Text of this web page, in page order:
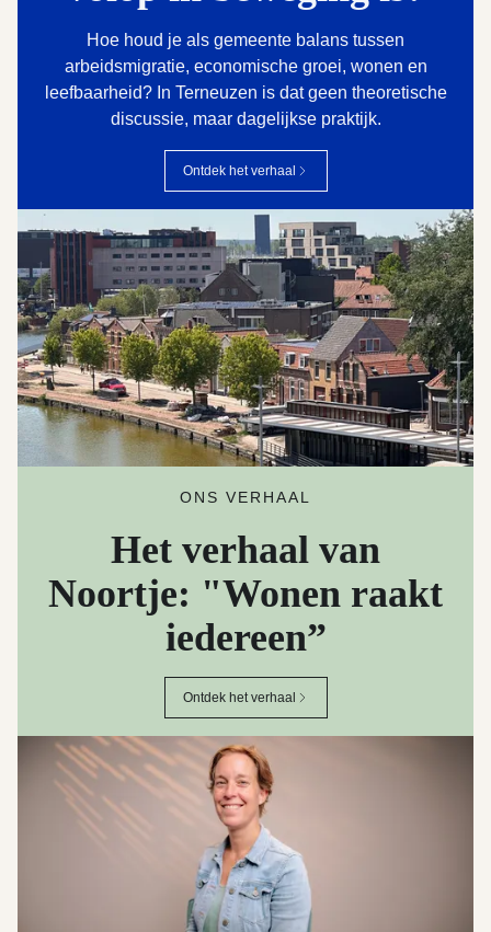
Hoe houd je als gemeente balans tussen
arbeidsmigratie, economische groei, wonen en
leefbaarheid? In Terneuzen is dat geen theoretische
discussie, maar dagelijkse praktijk.
Ontdek het verhaal
ONS VERHAAL
Het verhaal van
Noortje: "Wonen raakt
iedereen”
Ontdek het verhaal